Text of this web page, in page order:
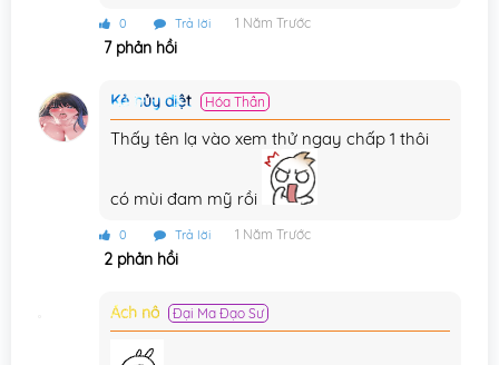
Chương 34
Chương 33
Chương 32 31/12/2024
Chương 30
Chương 29
Chương 28
0 Trả lời 1 Năm Trước
7 phản hồi
Kẻ hủy diệt Hóa Thần
Thấy tên lạ vào xem thử ngay chấp 1 thôi
có mùi đam mỹ rồi
0 Trả lời 1 Năm Trước
2 phản hồi
Ách nô Đại Ma Đạo Sư